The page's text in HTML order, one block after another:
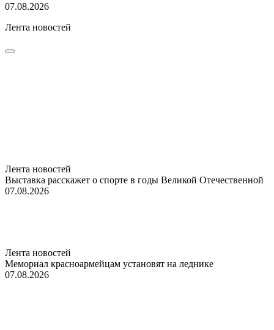
07.08.2026
Лента новостей
Лента новостей
Выставка расскажет о спорте в годы Великой Отечественной
07.08.2026
Лента новостей
Мемориал красноармейцам установят на леднике
07.08.2026